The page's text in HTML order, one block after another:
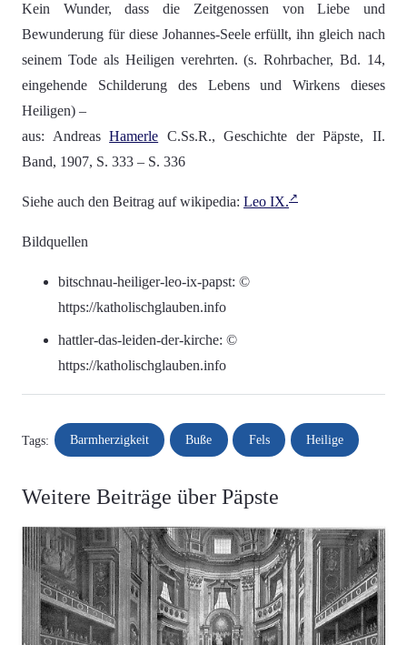
Kein Wunder, dass die Zeitgenossen von Liebe und
Bewunderung für diese Johannes-Seele erfüllt, ihn gleich nach
seinem Tode als Heiligen verehrten. (s. Rohrbacher, Bd. 14,
eingehende Schilderung des Lebens und Wirkens dieses
Heiligen) –
aus: AndreasHamerle C.Ss.R., Geschichte der Päpste, II.
Band, 1907, S. 333 – S. 336
Siehe auch den Beitrag auf wikipedia: Leo IX.
Bildquellen
bitschnau-heiliger-leo-ix-papst: ©
https://katholischglauben.info
hattler-das-leiden-der-kirche: ©
https://katholischglauben.info
Tags: Barmherzigkeit Buße Fels Heilige
Weitere Beiträge über Päpste